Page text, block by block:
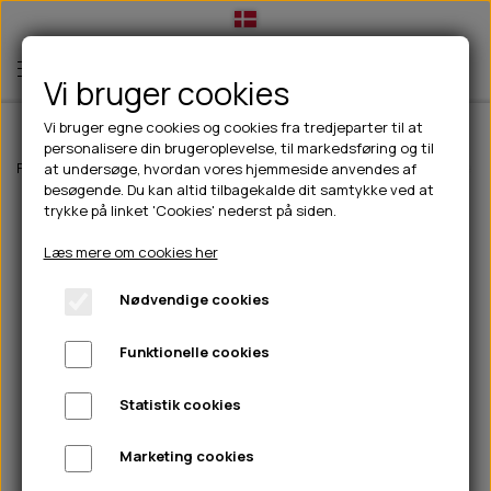
TIL HUND
💧FODER- VANDSKÅLE
CHICOPEE
GODBIDSTASKE
HALSBÅND
🦴 GODBIDDER & SNACKS
🍖 SMAGSVARIANTER
🎾 LEGETØJ
TÆNDER, ØRE, ØJE, POTER & NÆSE
🐾 UDSTYR & KOMFORT
TIL HUNDEEJER
DRIKKEFLASKER/TERMOFLASKER
HUER OG VANTER
PINEWOOD SALES
TIL KAT
TILBUD
NYHEDER
ABONNEMENT
Forside Til hunde Hundefoder Vådfoder til hunde Feed'it & Treat
Vi bruger cookies
Vi bruger egne cookies og cookies fra tredjeparter til at
personalisere din brugeroplevelse, til markedsføring og til
at undersøge, hvordan vores hjemmeside anvendes af
besøgende. Du kan altid tilbagekalde dit samtykke ved at
trykke på linket 'Cookies' nederst på siden.
Læs mere om cookies her
Nødvendige cookies
Funktionelle cookies
Statistik cookies
Marketing cookies